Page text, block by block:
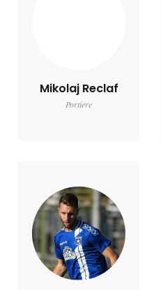
Mikolaj Reclaf
Portiere